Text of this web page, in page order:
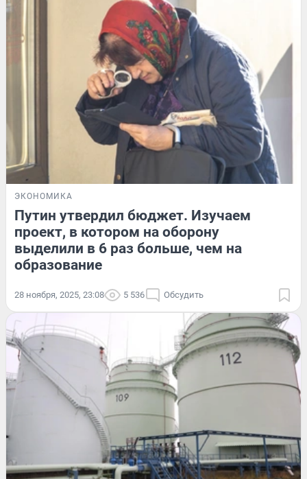
ЭКОНОМИКА
Путин утвердил бюджет. Изучаем
проект, в котором на оборону
выделили в 6 раз больше, чем на
образование
28 ноября, 2025, 23:08 5 536 Обсудить